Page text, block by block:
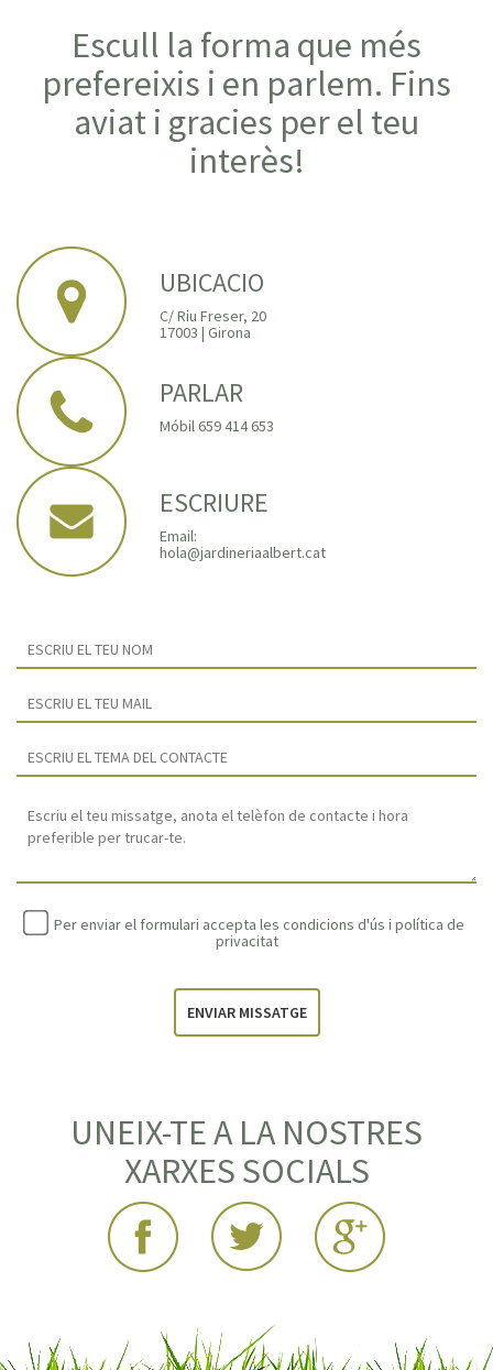
Escull la forma que més
prefereixis i en parlem. Fins
aviat i gracies per el teu
interès!
UBICACIO
C/ Riu Freser, 20
17003 | Girona
PARLAR
Móbil 659 414 653
ESCRIURE
Email:
hola@jardineriaalbert.cat
Per enviar el formulari accepta les condicions d'ús i política de
privacitat
ENVIAR MISSATGE
UNEIX-TE A LA NOSTRES
XARXES SOCIALS